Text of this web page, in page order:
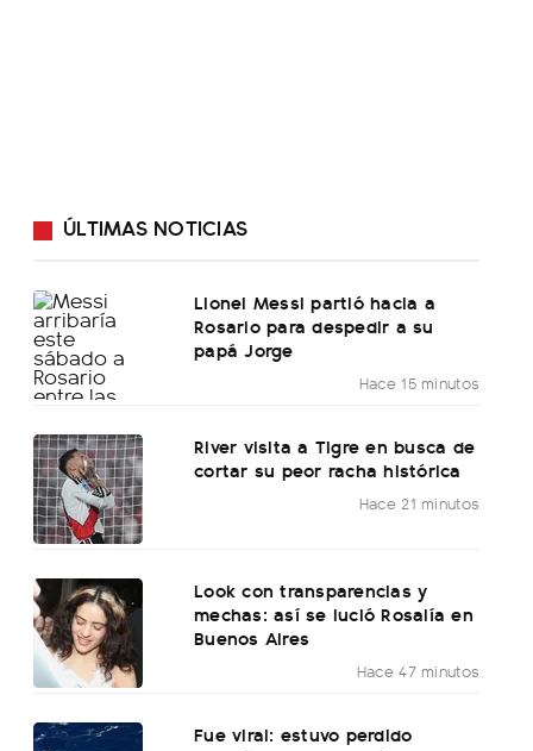
ÚLTIMAS NOTICIAS
Lionel Messi partió hacia a
Rosario para despedir a su
papá Jorge
Hace 15 minutos
River visita a Tigre en busca de
cortar su peor racha histórica
Hace 21 minutos
Look con transparencias y
mechas: así se lució Rosalía en
Buenos Aires
Hace 47 minutos
Fue viral: estuvo perdido